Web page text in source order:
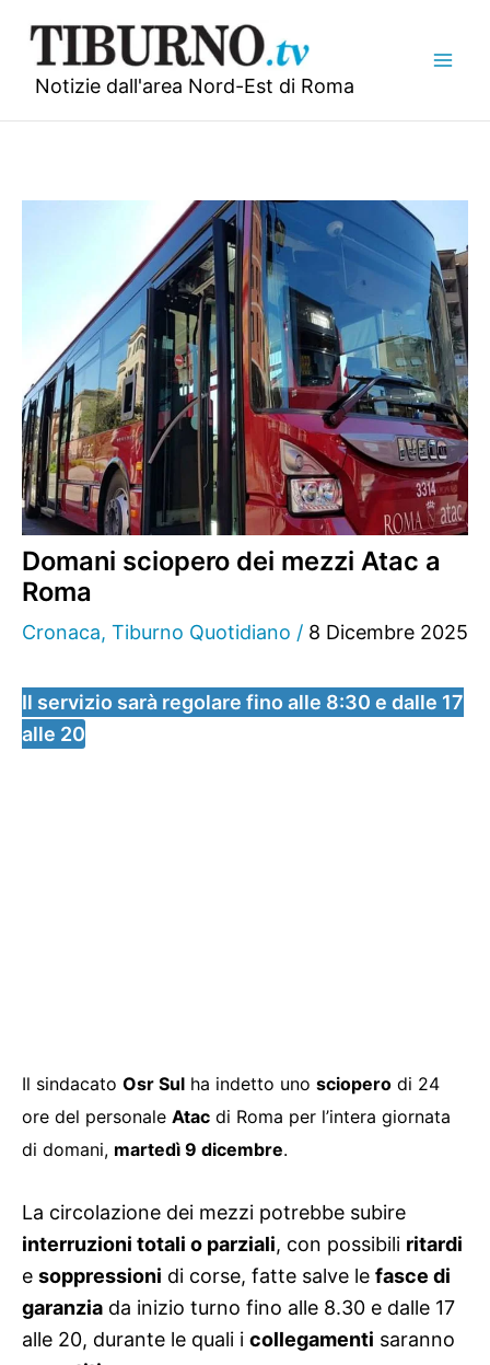
contenuto
Notizie dall'area Nord-Est di Roma
Domani sciopero dei mezzi Atac a
Roma
Cronaca, Tiburno Quotidiano / 8 Dicembre 2025
Il servizio sarà regolare fino alle 8:30 e dalle 17
alle 20
Il sindacato Osr Sul ha indetto uno sciopero di 24
ore del personale Atac di Roma per l’intera giornata
di domani, martedì 9 dicembre.
La circolazione dei mezzi potrebbe subire
interruzioni totali o parziali, con possibili ritardi
e soppressioni di corse, fatte salve le fasce di
garanzia da inizio turno fino alle 8.30 e dalle 17
alle 20, durante le quali i collegamenti saranno